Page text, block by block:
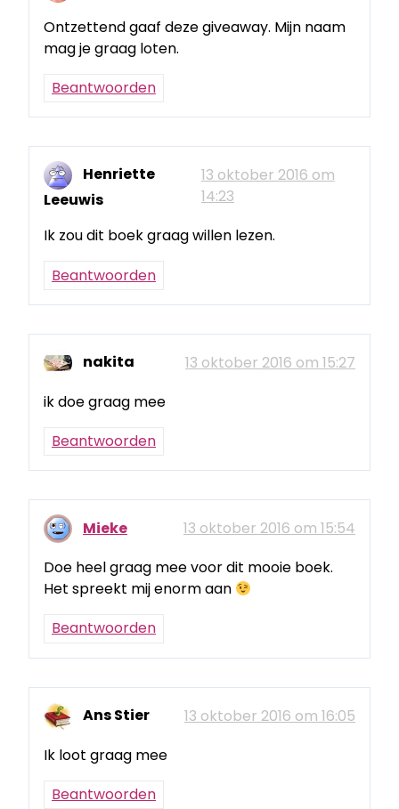
Ontzettend gaaf deze giveaway. Mijn naam
mag je graag loten.
Beantwoorden
Henriette
Leeuwis
13 oktober 2016 om
14:23
Ik zou dit boek graag willen lezen.
Beantwoorden
nakita
13 oktober 2016 om 15:27
ik doe graag mee
Beantwoorden
Mieke
13 oktober 2016 om 15:54
Doe heel graag mee voor dit mooie boek.
Het spreekt mij enorm aan
Beantwoorden
Ans Stier
13 oktober 2016 om 16:05
Ik loot graag mee
Beantwoorden